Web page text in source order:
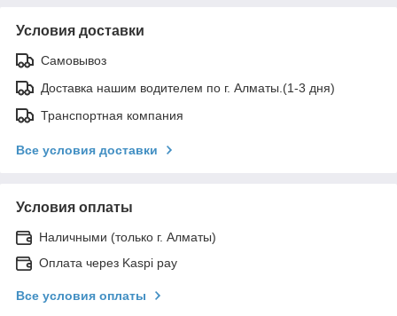
Условия доставки
Самовывоз
Доставка нашим водителем по г. Алматы.(1-3 дня)
Транспортная компания
Все условия доставки
Условия оплаты
Наличными (только г. Алматы)
Оплата через Kaspi pay
Все условия оплаты